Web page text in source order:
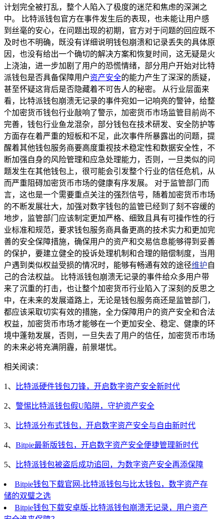
计划完全被打乱，整个人陷入了极度的迷茫和焦虑的深渊之
中。 比特派钱包官方在事件发生后的表现，也未能让用户感
到丝毫的安心，在问题出现的初期，官方对于问题的回应既不
及时也不明确，既没有详细说明钱包崩溃和记录丢失的具体原
因，也没有给出一个确切的解决方案和恢复时间，这无疑是火
上浇油，进一步加剧了用户的恐慌情绪，部分用户开始对比特
派钱包是否具备保障用户资产安全的能力产生了深深的质疑，
甚至怀疑这背后是否隐藏着不可告人的秘密。 从行业层面来
看，比特派钱包崩溃无记录的事件宛如一记响亮的警钟，给整
个加密货币钱包行业敲响了警示，加密货币市场监管目前尚不
完善，钱包行业鱼龙混杂，部分钱包在技术研发、安全防护等
方面存在着严重的短板和不足，此次事件所暴露出的问题，提
醒着其他钱包服务商要高度重视技术稳定性和数据安全性，不
断加强自身的风险管理和应急处理能力，否则，一旦类似的问
题发生在其他钱包上，很可能会引发整个行业的信任危机，从
而严重阻碍加密货币市场的健康有序发展。 对于监管部门而
言，这也是一个需要重点关注的强烈信号，随着加密货币市场
的不断发展壮大，加强对数字钱包的监管已经到了刻不容缓的
地步，监管部门应该制定更加严格、细致且具有可操作性的行
业标准和规范，要求钱包服务商具备更高的技术实力和更加完
善的安全保障措施，确保用户的资产和交易信息能够得到妥善
的保护，要建立健全的投诉处理机制和合理的赔偿制度，当用
户遇到类似权益受损的情况时，能够有畅通有效的途径维护自
己的合法权益。 比特派钱包崩溃无记录的事件给众多用户带
来了沉重的打击，也让整个加密货币行业陷入了深刻的反思之
中，在未来的发展道路上，无论是钱包服务商还是监管部门，
都应该采取切实有效的措施，全力保障用户的资产安全和合法
权益，加密货币市场才能够在一个更加安全、稳定、健康的环
境中蓬勃发展，否则，一旦失去了用户的信任，加密货币市场
的未来必将充满阴霾，前景堪忧。
相关阅读：
1、 比特派硬件钱包刀锋，开启数字资产安全新时代
2、 警惕比特派钱包假U陷阱，守护资产安全
3、 比特派分布式钱包，开启数字资产安全与自由新时代
4、 Bitpie最新版钱包，开启数字资产安全便捷管理新时代
5、 比特派钱包被盗后成功追回，为数字资产安全再添保障
Bitpie钱包下载官网-比特派钱包与比太钱包，数字资产存
储的双璧之选
Bitpie钱包下载安卓版-比特派钱包崩溃无记录，用户资产